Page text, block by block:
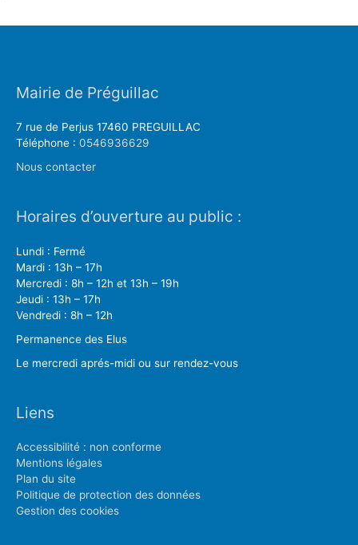
Mairie de Préguillac
7 rue de Perjus 17460 PREGUILLAC
Téléphone : 0546936629
Nous contacter
Horaires d’ouverture au public :
Lundi : Fermé
Mardi : 13h – 17h
Mercredi : 8h – 12h et 13h – 19h
Jeudi : 13h – 17h
Vendredi : 8h – 12h
Permanence des Elus
Le mercredi aprés-midi ou sur rendez-vous
Liens
Accessibilité : non conforme
Mentions légales
Plan du site
Politique de protection des données
Gestion des cookies